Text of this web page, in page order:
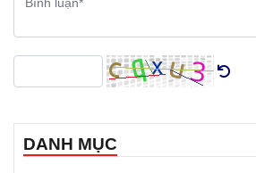
DANH MỤC